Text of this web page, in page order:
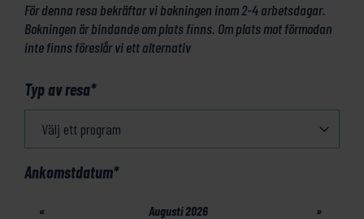
För denna resa bekräftar vi bokningen inom 2-4 arbetsdagar.
Bokningen är bindande om plats finns. Om plats mot förmodan
inte finns föreslår vi ett alternativ
Typ av resa*
Ankomstdatum*
« Augusti 2026 »